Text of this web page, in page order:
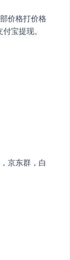
价格打价格
宝提现。
京东群，白